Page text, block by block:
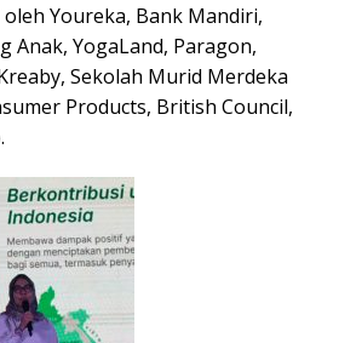
Youreka, Bank Mandiri,
Anak, YogaLand, Paragon,
Sekolah Murid Merdeka
Products, British Council,